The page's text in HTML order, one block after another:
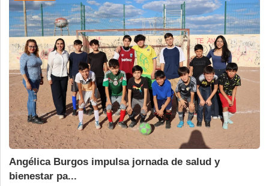
Angélica Burgos impulsa jornada de salud y
bienestar pa...